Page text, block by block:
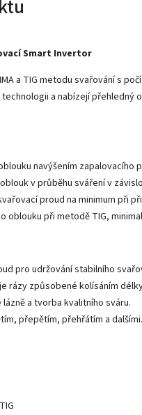
Smart Invertor
a TIG metodu svařování s
a nabízejí přehledný
navýšením zapalovacího
v průběhu sváření v
proud na minimum při
oblouku při metodě TIG,
pro udržování stabilního
rázy způsobené kolísáním
a tvorba kvalitního sváru.
přepětím, přehřátím a dalšími.